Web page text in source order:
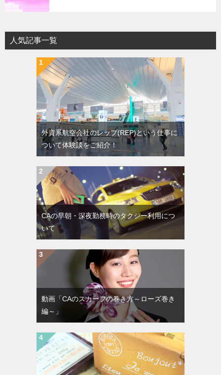
人気記事一覧
外資系航空会社のレップ(REP)という仕事に
ついて体験談をご紹介！
CAの早朝・深夜勤務時のタクシー利用につ
いて
動画「CAのスカーフの巻き方～ローズ巻き
編～」